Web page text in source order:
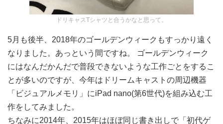
ドリキャスTシャツと合うかなと思って。
5月も後半、2018年のゴールデンウィークもすっかり遠く
なりました。あっという間ですね。 ゴールデンウィーク
にはなんだかんだで普段できないような工作ごとをするこ
とが多いのですが、今年はドリームキャストの周辺機器
「ビジュアルメモリ」にiPad nano(第6世代)を組み込む工
作をしてみました。
ちなみに2014年、2015年はほぼ同じ書き出しで「初代ゲ